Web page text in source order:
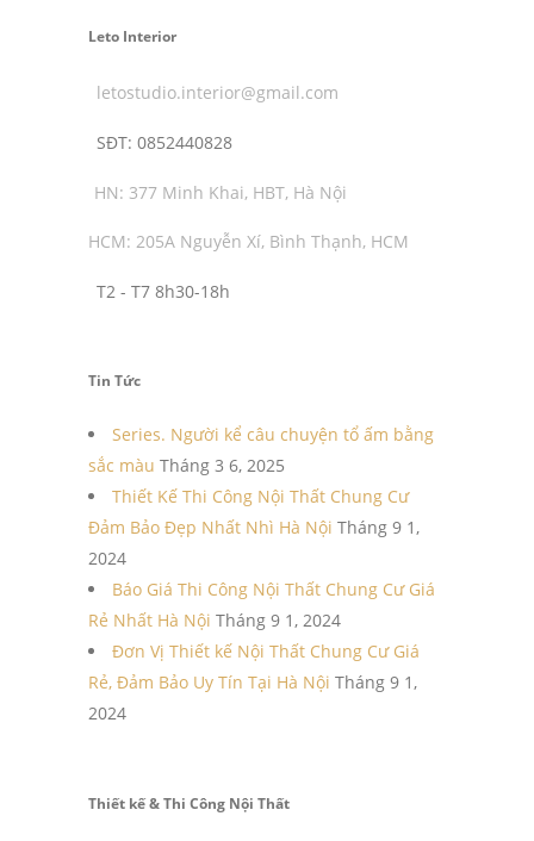
Leto Interior
letostudio.interior@gmail.com
SĐT: 0852440828
HN: 377 Minh Khai, HBT, Hà Nội
HCM: 205A Nguyễn Xí, Bình Thạnh, HCM
T2 - T7 8h30-18h
Tin Tức
Series. Người kể câu chuyện tổ ấm bằng
sắc màu Tháng 3 6, 2025
Thiết Kế Thi Công Nội Thất Chung Cư
Đảm Bảo Đẹp Nhất Nhì Hà Nội Tháng 9 1,
2024
Báo Giá Thi Công Nội Thất Chung Cư Giá
Rẻ Nhất Hà Nội Tháng 9 1, 2024
Đơn Vị Thiết kế Nội Thất Chung Cư Giá
Rẻ, Đảm Bảo Uy Tín Tại Hà Nội Tháng 9 1,
2024
Thiết kế & Thi Công Nội Thất